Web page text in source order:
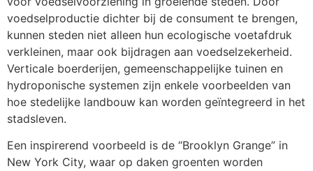
voedselproductie dichter bij de consument te brengen,
kunnen steden niet alleen hun ecologische voetafdruk
verkleinen, maar ook bijdragen aan voedselzekerheid.
Verticale boerderijen, gemeenschappelijke tuinen en
hydroponische systemen zijn enkele voorbeelden van
hoe stedelijke landbouw kan worden geïntegreerd in het
stadsleven.
Een inspirerend voorbeeld is de “Brooklyn Grange” in
New York City, waar op daken groenten worden